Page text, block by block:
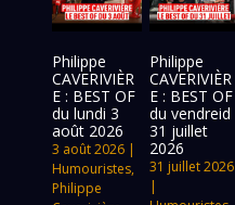
Philippe
CAVERIVIÈR
E : BEST OF
du lundi 3
août 2026
3 août 2026 |
Humouristes,
Philippe
Philippe
CAVERIVIÈR
E : BEST OF
du vendreid
31 juillet
2026
31 juillet 2026
|